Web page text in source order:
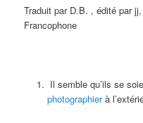
Traduit par D.B. , édité par
Francophone
Il semble qu’ils se
photographierà